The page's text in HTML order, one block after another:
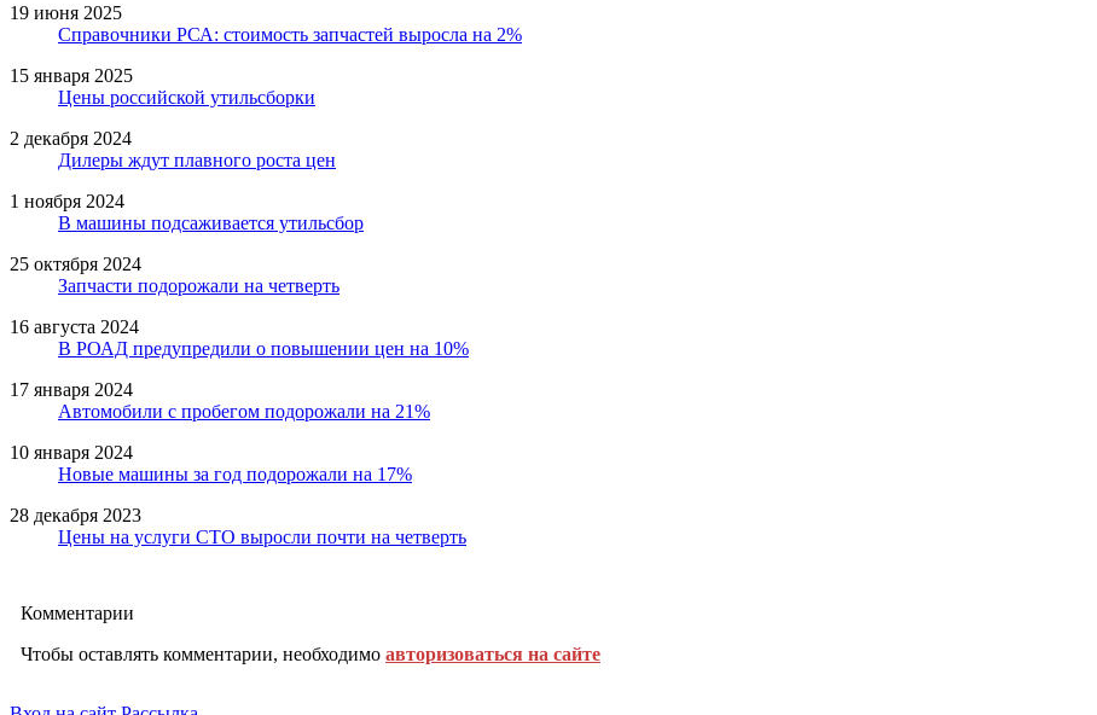
19 июня 2025
Справочники РСА: стоимость запчастей выросла на 2%
15 января 2025
Цены российской утильсборки
2 декабря 2024
Дилеры ждут плавного роста цен
1 ноября 2024
В машины подсаживается утильсбор
25 октября 2024
Запчасти подорожали на четверть
16 августа 2024
В РОАД предупредили о повышении цен на 10%
17 января 2024
Автомобили с пробегом подорожали на 21%
10 января 2024
Новые машины за год подорожали на 17%
28 декабря 2023
Цены на услуги СТО выросли почти на четверть
Комментарии
Чтобы оставлять комментарии, необходимо авторизоваться на сайте